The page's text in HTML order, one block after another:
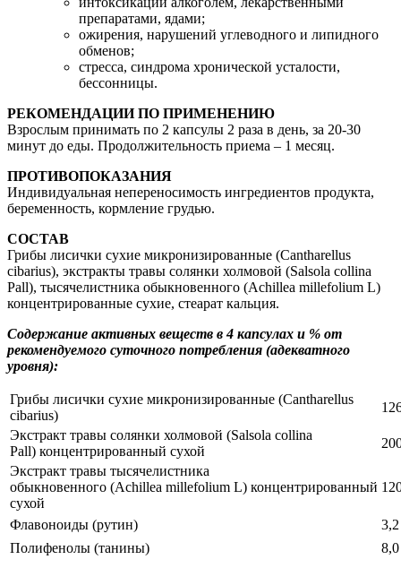
препаратами, ядами;
ожирения, нарушений углеводного и липидного
обменов;
стресса, синдрома хронической усталости,
бессонницы.
РЕКОМЕНДАЦИИ ПО ПРИМЕНЕНИЮ
Взрослым принимать по 2 капсулы 2 раза в день, за 20-30
минут до еды. Продолжительность приема – 1 месяц.
ПРОТИВОПОКАЗАНИЯ
Индивидуальная непереносимость ингредиентов продукта,
беременность, кормление грудью.
СОСТАВ
Грибы лисички сухие микронизированные (Cantharellus
cibarius), экстракты травы солянки холмовой (Salsola collina
Pall), тысячелистника обыкновенного (Achillea millefolium L)
концентрированные сухие, стеарат кальция.
Содержание активных веществ в 4 капсулах и % от
рекомендуемого суточного потребления (адекватного
уровня):
Грибы лисички сухие микронизированные (Cantharellus
cibarius)
Экстракт травы солянки холмовой (Salsola collina
Pall) концентрированный сухой
Экстракт травы тысячелистника
обыкновенного (Achillea millefolium L) концентрированный
сухой
Флавоноиды (рутин)
Полифенолы (танины)